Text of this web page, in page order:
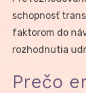
schopnosť
faktorom do
rozhodnutia
Prečo